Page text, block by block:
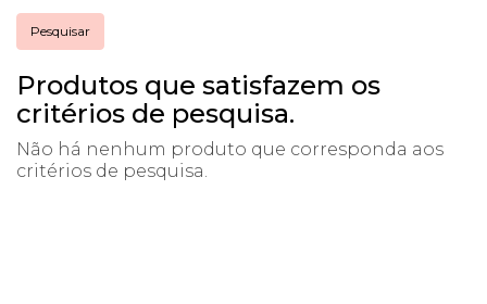
Produtos que satisfazem os
critérios de pesquisa.
Não há nenhum produto que corresponda aos
critérios de pesquisa.